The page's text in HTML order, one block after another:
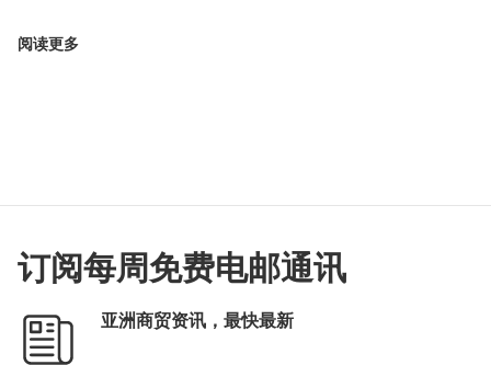
阅读更多
订阅每周免费电邮通讯
亚洲商贸资讯，最快最新